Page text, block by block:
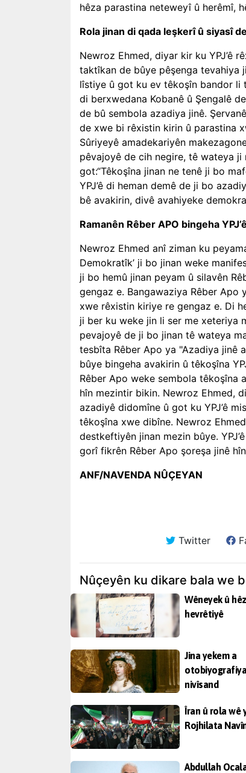
hêza parastina neteweyî û herêmî,
Rola jinan di qada leşkerî û siyasî de
Newroz Ehmed, diyar kir ku YPJ’ê
taktîkan de bûye pêşenga tevahiya
lîstiye û got ku ev têkoşîn bandor li
di berxwedana Kobanê û Şengalê
de bû sembola azadiya jinê.
de xwe bi rêxistin kirin û parastina
Sûriyeyê amadekariyên
pêvajoyê de cih negire, tê wateya
got:“Têkoşîna jinan ne tenê ji bo
YPJ’ê di heman demê de ji bo
bê avakirin, divê avahiyeke
Ramanên Rêber APO bingeha
Newroz Ehmed anî ziman ku
Demokratîk’ ji bo jinan weke
ji bo hemû jinan peyam û silavên
gengaz e. Bangawaziya Rêber
xwe rêxistin kiriye re gengaz e. Di
ji ber ku weke jin li ser me xeteriya
pevajoyê de ji bo jinan tê wateya
tesbîta Rêber Apo ya "Azadiya jinê
bûye bingeha avakirin û têkoşîna
Rêber Apo weke sembola têkoşîna
hîn mezintir bikin. Newroz Ehmed,
azadiyê didomîne û got ku YPJ’ê
têkoşîna xwe dibîne. Newroz
destkeftiyên jinan mezin bûye.
gorî fikrên Rêber Apo şoreşa jinê
ANF/NAVENDA NÛÇEYAN
Twitter
Nûçeyên ku dikare bala we
Wêneyek û
hevrêtiyê
Jina yekem a
nivîsand
Îran û rola wê
Rojhilata
Abdullah